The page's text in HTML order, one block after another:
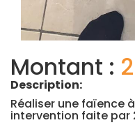
Montant :
Description:
Réaliser une faïence
intervention faite par